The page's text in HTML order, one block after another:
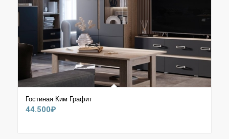
Гостиная Ким Графит
44.500₽